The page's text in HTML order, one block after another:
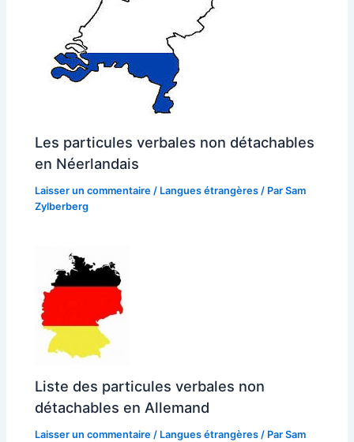
Les particules verbales non détachables
en Néerlandais
Laisser un commentaire / Langues étrangères / ParSam
Zylberberg
Liste des particules verbales non
détachables en Allemand
Laisser un commentaire / Langues étrangères / ParSam